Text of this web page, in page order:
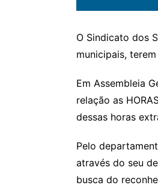
O Sindicato dos
municipais,
Em Assembleia
relação as
dessas horas
Pelo
através do seu
busca do